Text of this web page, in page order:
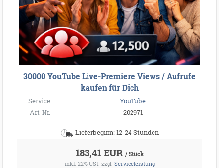
30000 YouTube Live-Premiere Views / Aufrufe
kaufen für Dich
Service:
YouTube
Art-Nr.
202971
Lieferbeginn: 12-24 Stunden
183,41 EUR / Stück
inkl. 22% USt. zzgl. Serviceleistung